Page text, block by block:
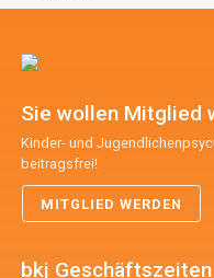
Sie wollen Mitglied
Kinder- und
beitragsfrei!
MITGLIED WERDEN
bkj Geschäftszeiten